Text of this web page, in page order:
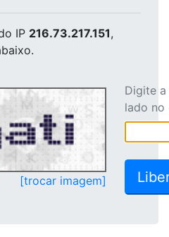
IP 216.73.217.151,
[trocar imagem]
Digite
lado no